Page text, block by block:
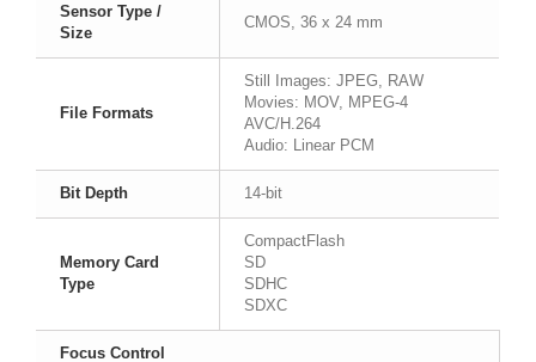
Sensor Type /
Size
CMOS, 36 x 24 mm
File Formats
Still Images: JPEG, RAW
Movies: MOV, MPEG-4
AVC/H.264
Audio: Linear PCM
Bit Depth 14-bit
Memory Card
Type
CompactFlash
SD
SDHC
SDXC
Focus Control